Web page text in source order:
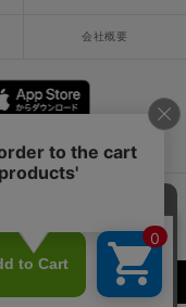
会社概要
LINE mail
Rights Reserved.